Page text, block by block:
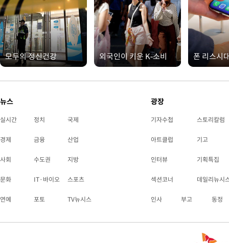
모두의 정신건강 외국인이 키운 K-소비 폰 리스시
뉴스
실시간 정치 국제
경제 금융 산업
사회 수도권 지방
문화 IT·바이오 스포츠
연예 포토 TV뉴시스
광장
기자수첩 스토리칼럼
아트클럽 기고
인터뷰 기획특집
섹션코너 데일리뉴시
인사 부고 동정